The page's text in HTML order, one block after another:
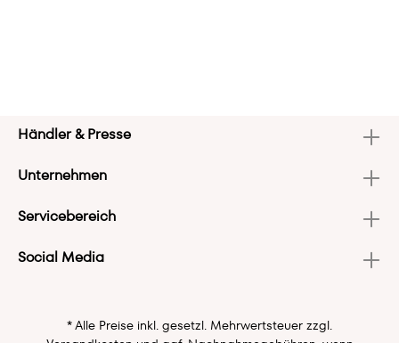
Händler & Presse
Unternehmen
Servicebereich
Social Media
* Alle Preise inkl. gesetzl. Mehrwertsteuer zzgl.